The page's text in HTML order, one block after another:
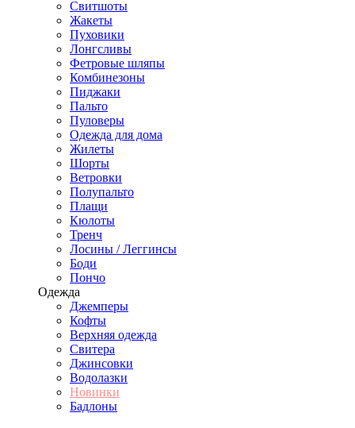
Свитшоты
Жакеты
Пуховики
Лонгсливы
Фетровые шляпы
Комбинезоны
Пиджаки
Пальто
Пуловеры
Одежда для дома
Жилеты
Шорты
Ветровки
Полупальто
Плащи
Кюлоты
Тренч
Лосины / Леггинсы
Боди
Пончо
Одежда
Джемперы
Кофты
Верхняя одежда
Свитера
Джинсовки
Водолазки
Новинки
Бадлоны